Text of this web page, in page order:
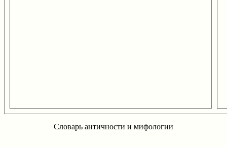
Словарь античности и мифологии